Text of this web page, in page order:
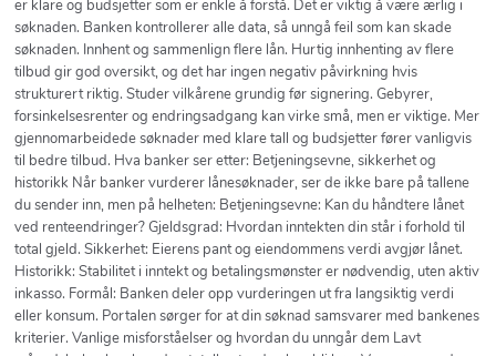
er klare og budsjetter som er enkle å forstå. Det er viktig å være ærlig i
søknaden. Banken kontrollerer alle data, så unngå feil som kan skade
søknaden. Innhent og sammenlign flere lån. Hurtig innhenting av flere
tilbud gir god oversikt, og det har ingen negativ påvirkning hvis
strukturert riktig. Studer vilkårene grundig før signering. Gebyrer,
forsinkelsesrenter og endringsadgang kan virke små, men er viktige. Mer
gjennomarbeidede søknader med klare tall og budsjetter fører vanligvis
til bedre tilbud. Hva banker ser etter: Betjeningsevne, sikkerhet og
historikk Når banker vurderer lånesøknader, ser de ikke bare på tallene
du sender inn, men på helheten: Betjeningsevne: Kan du håndtere lånet
ved renteendringer? Gjeldsgrad: Hvordan inntekten din står i forhold til
total gjeld. Sikkerhet: Eierens pant og eiendommens verdi avgjør lånet.
Historikk: Stabilitet i inntekt og betalingsmønster er nødvendig, uten aktiv
inkasso. Formål: Banken deler opp vurderingen ut fra langsiktig verdi
eller konsum. Portalen sørger for at din søknad samsvarer med bankenes
kriterier. Vanlige misforståelser og hvordan du unngår dem Lavt